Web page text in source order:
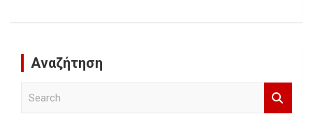
Αναζήτηση